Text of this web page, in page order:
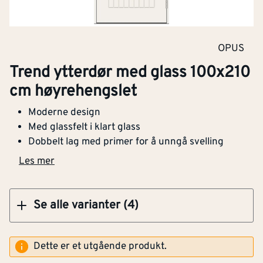
OPUS
Trend ytterdør med glass 100x210
cm høyrehengslet
Moderne design
Med glassfelt i klart glass
Dobbelt lag med primer for å unngå svelling
Les mer
Se alle varianter (4)
Klikk og hent
Trend ytterdør med glass 90x210 cm
høyrehengslet
Klikk og hent
Dette er et utgående produkt.
Montering av ytterdør.
Montering av ny standard singel dør i henhold
til gjeldende byggetekniske krav.
7 590,-kr per
+kr7 590,-
Ta med gammel dør
Håndverker tar med seg og kaster gammel dør
1 050,-kr perstk
+kr 1 050,-
Befaring av oppdrag
Profesjonell befaring sikrer riktige mål,
produktvalg, og fast pris på eventuelle